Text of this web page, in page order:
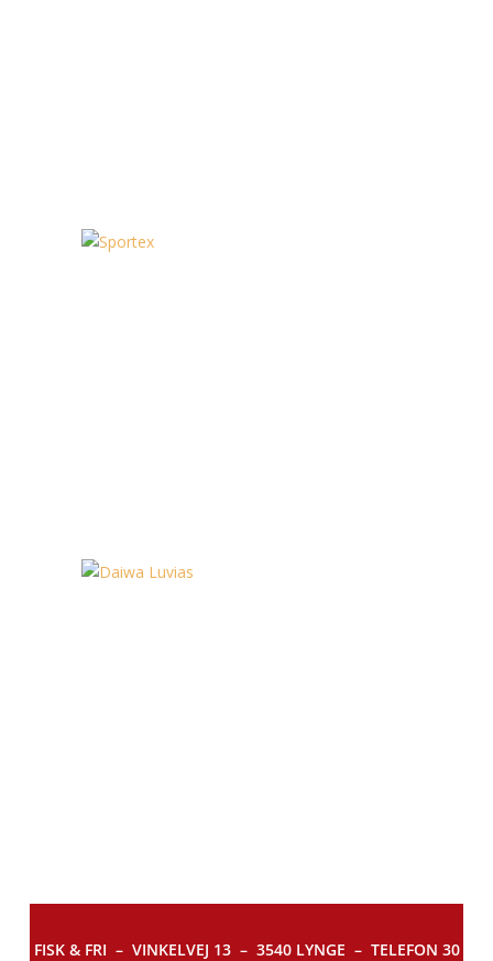
FISK & FRI – VINKELVEJ 13 – 3540 LYNGE – TELEFON 30